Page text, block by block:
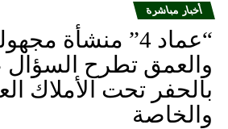
أخبار مباشرة
“عماد 4” منشأة
والعمق تطرح
بالحفر تحت الأملاك
والخاصة